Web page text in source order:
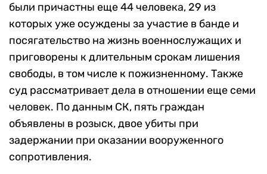
были причастны еще 44 человека, 29 из
которых уже осуждены за участие в банде и
посягательство на жизнь военнослужащих и
приговорены к длительным срокам лишения
свободы, в том числе к пожизненному. Также
суд рассматривает дела в отношении еще семи
человек. По данным СК, пять граждан
объявлены в розыск, двое убиты при
задержании при оказании вооруженного
сопротивления.